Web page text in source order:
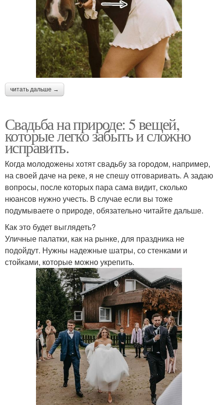
читать дальше →
Свадьба на природе: 5 вещей,
которые легко забыть и сложно
исправить.
Когда молодожены хотят свадьбу за городом, например,
на своей даче на реке, я не спешу отговаривать. А задаю
вопросы, после которых пара сама видит, сколько
нюансов нужно учесть. В случае если вы тоже
подумываете о природе, обязательно читайте дальше.
Как это будет выглядеть?
Уличные палатки, как на рынке, для праздника не
подойдут. Нужны надежные шатры, со стенками и
стойками, которые можно укрепить.